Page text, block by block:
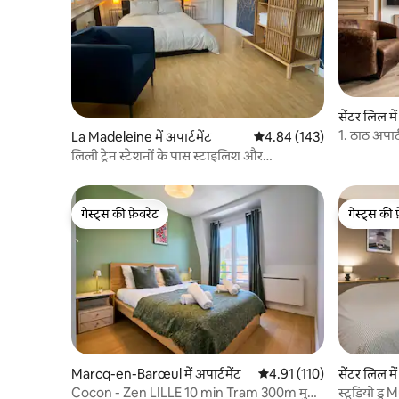
La Madeleine में अपार्टमेंट औसत रेटिंग 5 में से 4.84, 143
4.84 (143)
लिली ट्रेन स्टेशनों के पास स्टाइलिश और
सेंटर लिल
1. ठाठ
गेस्ट्स की फ़ेवरेट
गेस्ट्स की फ़ेवरेट
Marcq-en-Barœul में अपार्टमेंट औसत रेटिंग 5 में से 4.91, 110
4.91 (110)
Cocon - Zen LILLE 10 min Tram 300m मुफ़्त
गेस्ट्स की
गेस्ट्स की
सेंटर लिल में
स्टूडियो डु